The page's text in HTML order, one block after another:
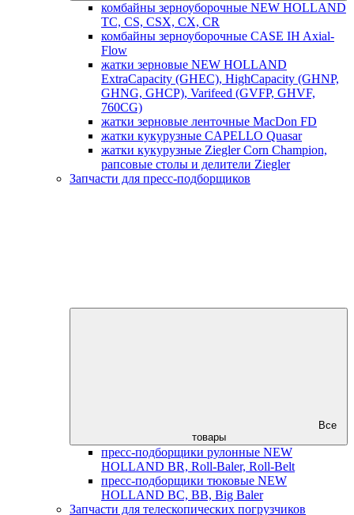
комбайны зерноуборочные NEW HOLLAND
TC, CS, CSX, CX, CR
комбайны зерноуборочные CASE IH Axial-
Flow
жатки зерновые NEW HOLLAND
ExtraCapacity (GHEC), HighCapacity (GHNP,
GHNG, GHCP), Varifeed (GVFP, GHVF,
760CG)
жатки зерновые ленточные MacDon FD
жатки кукурузные CAPELLO Quasar
жатки кукурузные Ziegler Corn Champion,
рапсовые столы и делители Ziegler
Запчасти для пресс-подборщиков
Все
товары
пресс-подборщики рулонные NEW
HOLLAND BR, Roll-Baler, Roll-Belt
пресс-подборщики тюковые NEW
HOLLAND BC, BB, Big Baler
Запчасти для телескопических погрузчиков